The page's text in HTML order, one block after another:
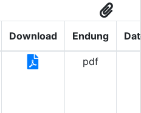
Download Endung
pdf